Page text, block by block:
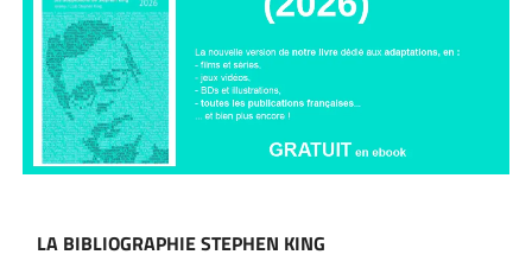
LA BIBLIOGRAPHIE STEPHEN KING